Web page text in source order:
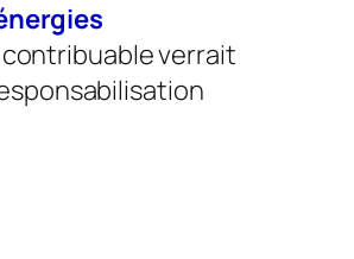
contribuable verrait